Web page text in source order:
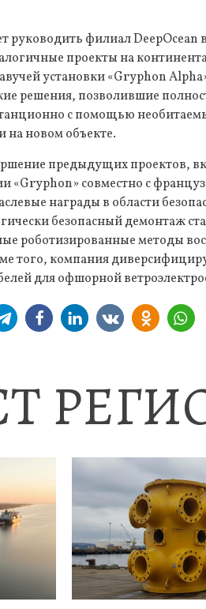
руководить филиал
проекты на
установки «Gryphon
решения, позволившие
с помощью
на новом объекте.
предыдущих проектов,
«Gryphon» совместно с
награды в области
безопасный демонтаж
роботизированные методы
того, компания
для офшорной